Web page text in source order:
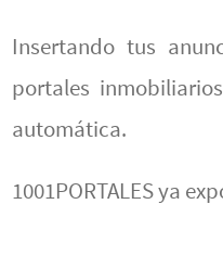
Insertando tus
portales
automática.
1001PORTALES ya